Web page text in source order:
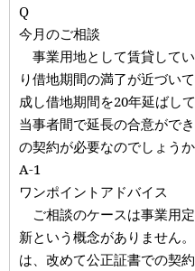
Q
今月のご相談
事業用地として賃貸して
り借地期間の満了が近づい
成し借地期間を20年延ばし
当事者間で延長の合意がで
の契約が必要なのでしょうか
A-1
ワンポイントアドバイス
ご相談のケースは事業用
新という概念がありません
は、改めて公正証書での契